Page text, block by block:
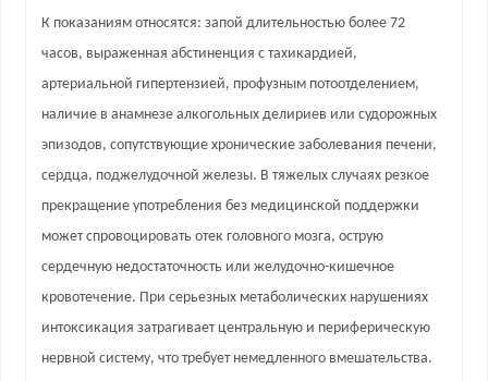
К показаниям относятся: запой длительностью более 72
часов, выраженная абстиненция с тахикардией,
артериальной гипертензией, профузным потоотделением,
наличие в анамнезе алкогольных делириев или судорожных
эпизодов, сопутствующие хронические заболевания печени,
сердца, поджелудочной железы. В тяжелых случаях резкое
прекращение употребления без медицинской поддержки
может спровоцировать отек головного мозга, острую
сердечную недостаточность или желудочно-кишечное
кровотечение. При серьезных метаболических нарушениях
интоксикация затрагивает центральную и периферическую
нервной систему, что требует немедленного вмешательства.